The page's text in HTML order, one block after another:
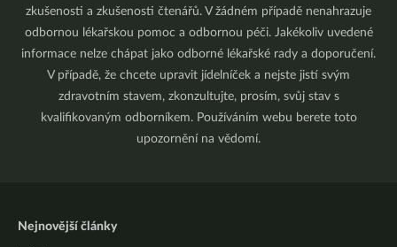
zkušenosti a zkušenosti čtenářů. V žádném případě nenahrazuje
odbornou lékařskou pomoc a odbornou péči. Jakékoliv uvedené
informace nelze chápat jako odborné lékařské rady a doporučení.
V případě, že chcete upravit jídelníček a nejste jistí svým
zdravotním stavem, zkonzultujte, prosím, svůj stav s
kvalifikovaným odborníkem. Používáním webu berete toto
upozornění na vědomí.
Nejnovější články